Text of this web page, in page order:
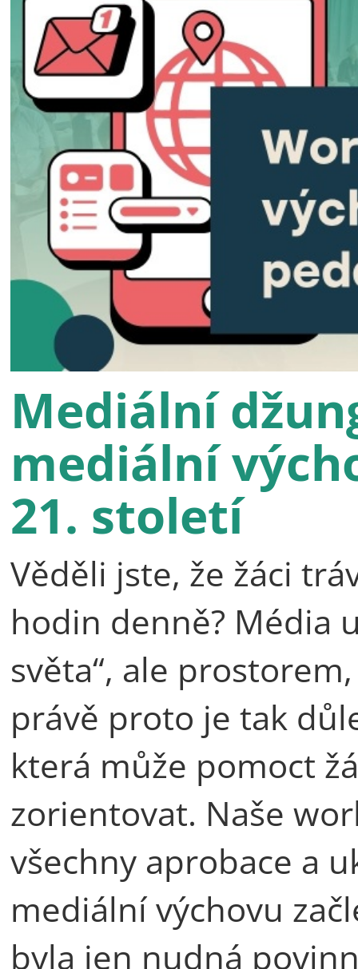
Mediální
mediální
21. století
Věděli jste, že žáci
hodin denně? Média
světa“, ale
právě proto je tak
která může pomoct
zorientovat. Naše
všechny aprobace a
mediální výchovu
byla jen nudná